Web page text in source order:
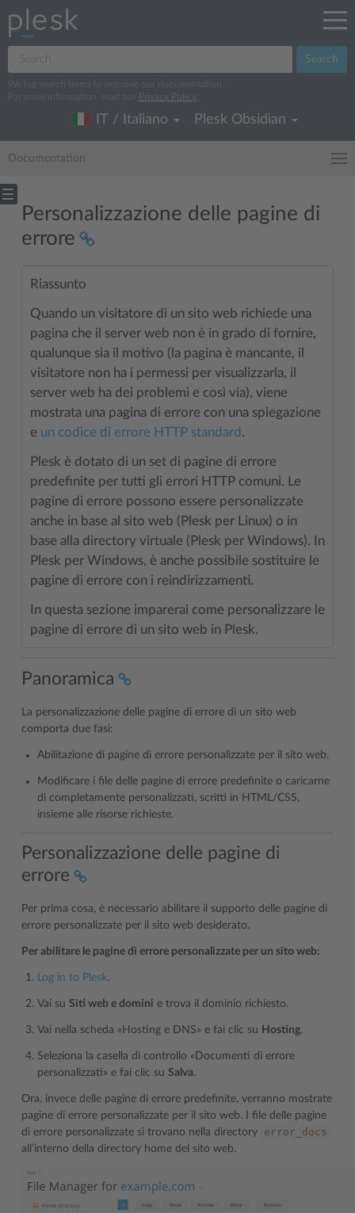
Search
We log search terms to improve our documentation.
For more information, read our
Privacy Policy
IT / Italiano Plesk Obsidian
Documentation
Personalizzazione delle pagine di
errore
Riassunto
Quando un visitatore di un sito web richiede una
pagina che il server web non è in grado di fornire,
qualunque sia il motivo (la pagina è mancante, il
visitatore non ha i permessi per visualizzarla, il
server web ha dei problemi e così via), viene
mostrata una pagina di errore con una spiegazione
e un codice di errore HTTP standard .
Plesk è dotato di un set di pagine di errore
predefinite per tutti gli errori HTTP comuni. Le
pagine di errore possono essere personalizzate
anche in base al sito web (Plesk per Linux) o in
base alla directory virtuale (Plesk per Windows). In
Plesk per Windows, è anche possibile sostituire le
pagine di errore con i reindirizzamenti.
In questa sezione imparerai come personalizzare le
pagine di errore di un sito web in Plesk.
Panoramica
La personalizzazione delle pagine di errore di un sito web
comporta due fasi:
Abilitazione di pagine di errore personalizzate per il sito web.
Modificare i file delle pagine di errore predefinite o caricarne
di completamente personalizzati, scritti in HTML/CSS,
insieme alle risorse richieste.
Personalizzazione delle pagine di
errore
Per prima cosa, è necessario abilitare il supporto delle pagine di
errore personalizzate per il sito web desiderato.
Per abilitare le pagine di errore personalizzate per un sito web:
Log in to Plesk.
Vai su Siti web e domini e trova il dominio richiesto.
Vai nella scheda «Hosting e DNS» e fai clic su Hosting.
Seleziona la casella di controllo «Documenti di errore
personalizzati» e fai clic su Salva.
Ora, invece delle pagine di errore predefinite, verranno mostrate
pagine di errore personalizzate per il sito web. I file delle pagine
di errore personalizzate si trovano nella directory
error_docs
all’interno della directory home del sito web.